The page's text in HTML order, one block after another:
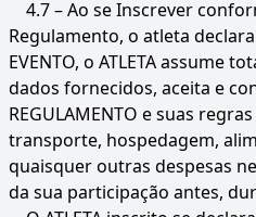
4.7 – Ao se Inscrever
Regulamento, o atleta
EVENTO, o ATLETA assume
dados fornecidos, aceita e
REGULAMENTO e suas
transporte, hospedagem,
quaisquer outras despesas
da sua participação antes,